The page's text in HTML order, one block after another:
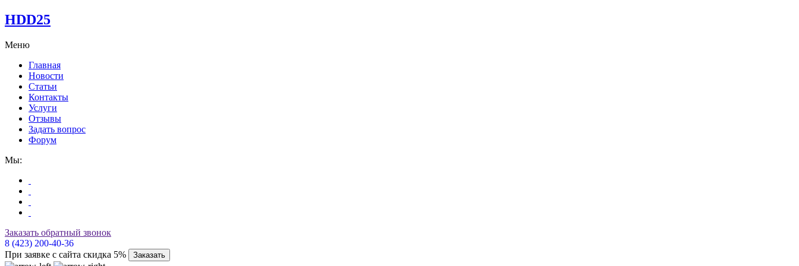
HDD25
Меню
Главная
Новости
Статьи
Контакты
Услуги
Отзывы
Задать вопрос
Форум
Мы:
Заказать обратный звонок
8 (423) 200-40-36
При заявке с сайта скидка 5%
Заказать